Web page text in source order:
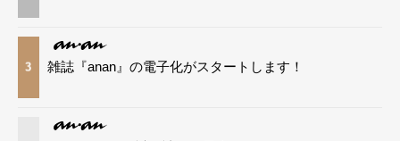
3 雑誌『anan』の電子化がスタートします！